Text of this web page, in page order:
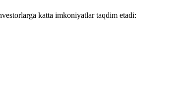
katta imkoniyatlar taqdim etadi: